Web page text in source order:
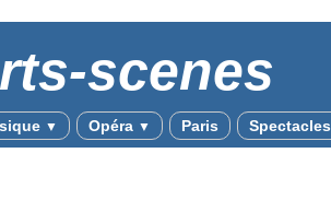
scenes
▼ Opéra ▼ Paris Spectacles